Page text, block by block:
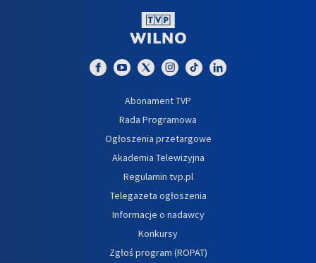
Abonament TVP
Rada Programowa
Ogłoszenia przetargowe
Akademia Telewizyjna
Regulamin tvp.pl
Telegazeta ogłoszenia
Informacje o nadawcy
Konkursy
Zgłoś program (ROPAT)